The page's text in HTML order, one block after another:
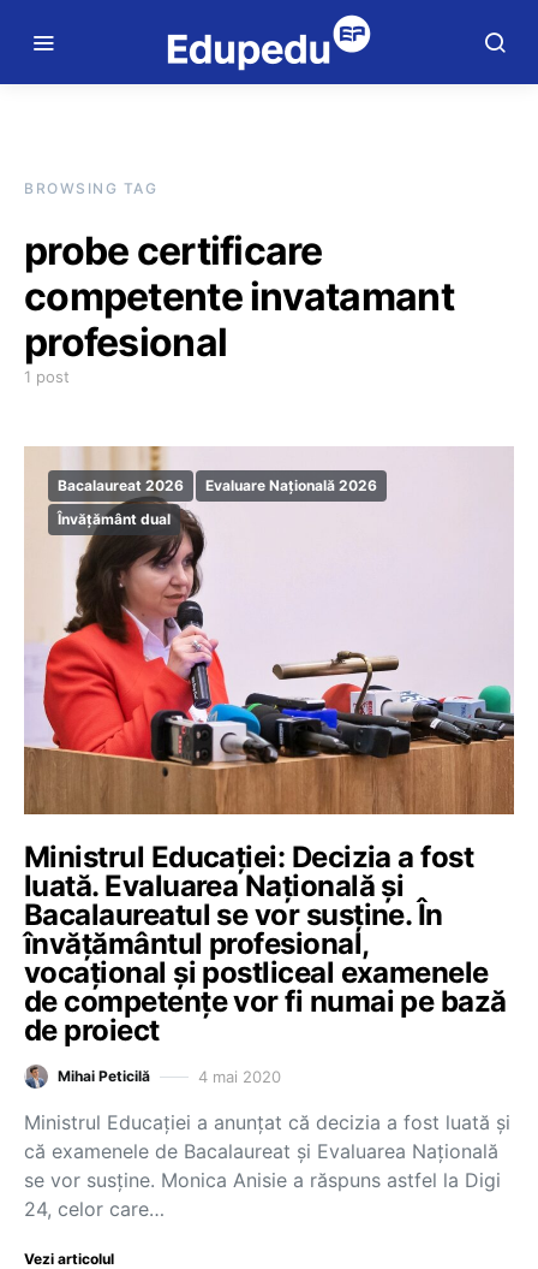
BROWSING TAG
probe certificare
competente invatamant
profesional
1 post
Bacalaureat 2026
Evaluare Națională 2026
Învățământ dual
Ministrul Educației: Decizia a fost
luată. Evaluarea Națională și
Bacalaureatul se vor susține. În
învățământul profesional,
vocațional și postliceal examenele
de competențe vor fi numai pe bază
de proiect
Mihai Peticilă 4 mai 2020
Ministrul Educației a anunțat că decizia a fost luată și
că examenele de Bacalaureat și Evaluarea Națională
se vor susține. Monica Anisie a răspuns astfel la Digi
24, celor care…
Vezi articolul